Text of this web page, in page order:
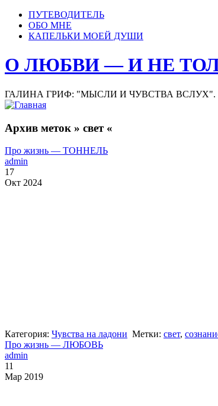
ПУТЕВОДИТЕЛЬ
ОБО МНЕ
КАПЕЛЬКИ МОЕЙ ДУШИ
О ЛЮБВИ — И НЕ
ГАЛИНА ГРИФ: "МЫСЛИ И ЧУВСТВА
Архив меток » свет «
Про жизнь — ТОННЕЛЬ
admin
17
Окт 2024
Категория: Чувства на ладони Метки: свет,
Про жизнь — ЛЮБОВЬ
admin
11
Мар 2019